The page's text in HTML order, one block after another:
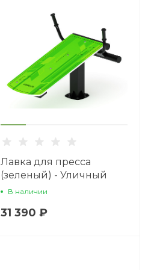
Лавка для пресса
(зеленый) - Уличный
тренажер - СТ 002-12
В наличии
31 390 ₽